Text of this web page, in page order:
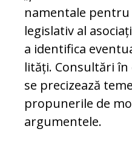
namentale pentru
legis­la­tiv al
a iden­tifica
lități. Con­sul­tări
se precizează
propunerile de
argumentele.